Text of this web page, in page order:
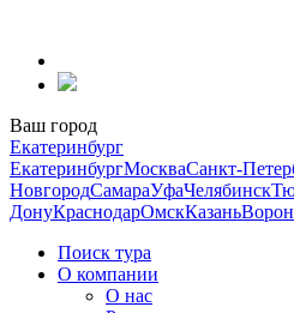
содержанию
Ваш город
Екатеринбург
ЕкатеринбургМоскваСанкт-
НовгородСамараУфаЧелябинск
ДонуКраснодарОмскКазань
Поиск тура
О компании
О нас